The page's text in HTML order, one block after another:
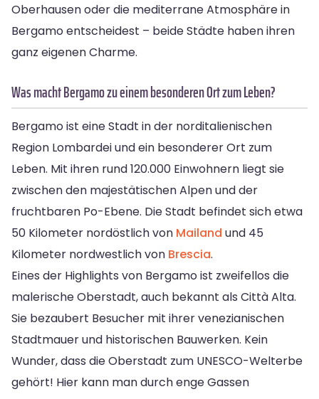
Oberhausen oder die mediterrane Atmosphäre in
Bergamo entscheidest – beide Städte haben ihren
ganz eigenen Charme.
Was macht Bergamo zu einem besonderen Ort zum Leben?
Bergamo ist eine Stadt in der norditalienischen
Region Lombardei und ein besonderer Ort zum
Leben. Mit ihren rund 120.000 Einwohnern liegt sie
zwischen den majestätischen Alpen und der
fruchtbaren Po-Ebene. Die Stadt befindet sich etwa
50 Kilometer nordöstlich von Mailand und 45
Kilometer nordwestlich von Brescia.
Eines der Highlights von Bergamo ist zweifellos die
malerische Oberstadt, auch bekannt als Città Alta.
Sie bezaubert Besucher mit ihrer venezianischen
Stadtmauer und historischen Bauwerken. Kein
Wunder, dass die Oberstadt zum UNESCO-Welterbe
gehört! Hier kann man durch enge Gassen